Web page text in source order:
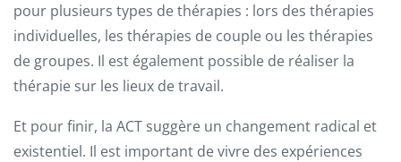
pour plusieurs types de thérapies : lors des thérapies
individuelles, les thérapies de couple ou les thérapies
de groupes. Il est également possible de réaliser la
thérapie sur les lieux de travail.
Et pour finir, la ACT suggère un changement radical et
existentiel. Il est important de vivre des expériences